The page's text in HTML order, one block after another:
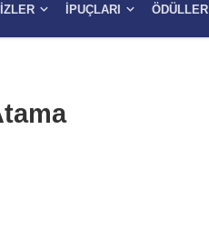
İPUÇLARI ÖDÜLLER